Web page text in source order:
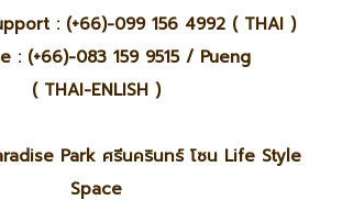
: (+66)-099 156 4992 ( THAI )
: (+66)-083 159 9515 / Pueng
( THAI-ENLISH )
Park ศรีนครินทร์ โซน Life Style
Space